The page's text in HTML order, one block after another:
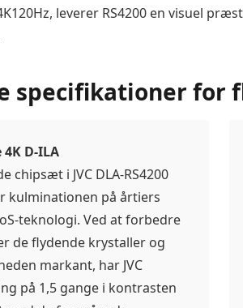
leverer RS4200 en visuel
specifikationer for
D-ILA
chipsæt i JVC DLA-RS4200
kulminationen på årtiers
teknologi. Ved at forbedre
de flydende krystaller og
markant, har JVC
på 1,5 gange i kontrasten